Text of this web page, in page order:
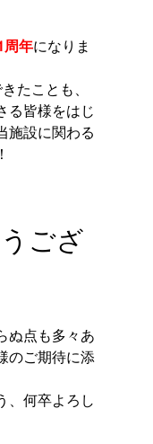
周年になりま
たことも、
る皆様をはじ
施設に関わる
ござ
ぬ点も多々あ
のご期待に添
、何卒よろし